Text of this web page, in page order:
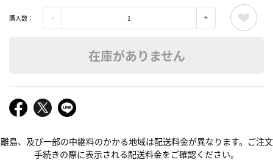
購入数：
在庫がありません
離島、及び一部の中継料のかかる地域は配送料金が異なります。ご注文
手続きの際に表示される配送料金をご確認ください。